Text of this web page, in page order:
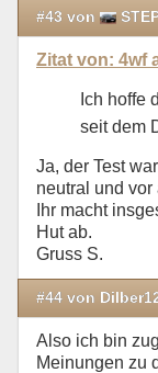
#43 von
Zitat von: 4wf
Ich hoffe
seit dem
Ja, der Test
neutral und
Ihr macht
Hut ab.
Gruss S.
#44 von
Also ich bin
Meinungen zu